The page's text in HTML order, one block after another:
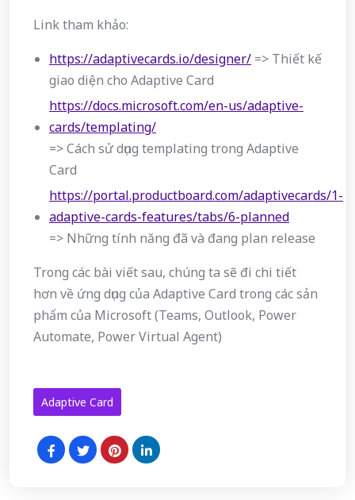
Link tham khảo:
https://adaptivecards.io/designer/ => Thiết kế
giao diện cho Adaptive Card
https://docs.microsoft.com/en-us/adaptive-
cards/templating/
=> Cách sử dụng templating trong Adaptive
Card
https://portal.productboard.com/adaptivecards/1-
adaptive-cards-features/tabs/6-planned
=> Những tính năng đã và đang plan release
Trong các bài viết sau, chúng ta sẽ đi chi tiết
hơn về ứng dụng của Adaptive Card trong các sản
phẩm của Microsoft (Teams, Outlook, Power
Automate, Power Virtual Agent)
Adaptive Card